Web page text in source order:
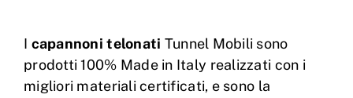
I capannoni telonati Tunnel Mobili sono
prodotti 100% Made in Italy realizzati con i
migliori materiali certificati, e sono la